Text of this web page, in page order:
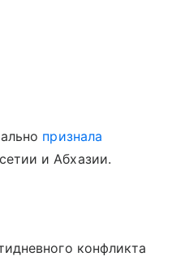
признала
и Абхазии.
конфликта